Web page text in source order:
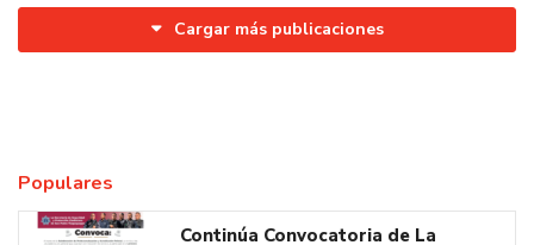
Cargar más publicaciones
Populares
Continúa Convocatoria de La